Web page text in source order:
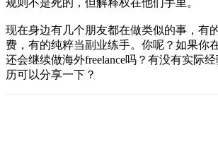
现在身边有几个朋友都在做类似的事，有
费，有的纯粹当副业练手。你呢？如果你
还会继续做海外freelance吗？有没有实际
历可以分享一下？